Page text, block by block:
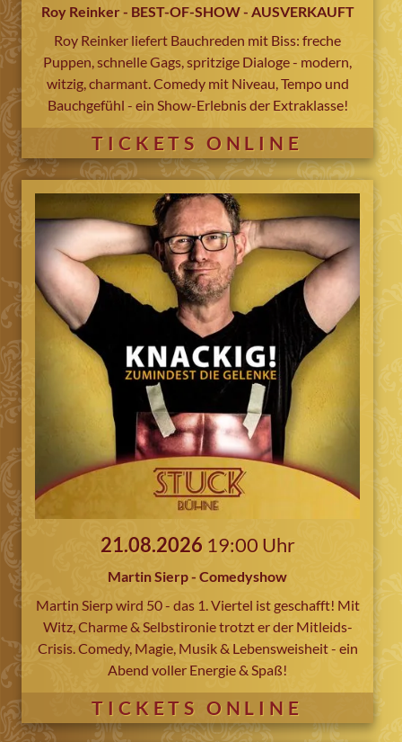
Roy Reinker - BEST-OF-SHOW - AUSVERKAUFT
Roy Reinker liefert Bauchreden mit Biss: freche
Puppen, schnelle Gags, spritzige Dialoge - modern,
witzig, charmant. Comedy mit Niveau, Tempo und
Bauchgefühl - ein Show-Erlebnis der Extraklasse!
TICKETS ONLINE
21.08.2026 19:00 Uhr
Martin Sierp - Comedyshow
Martin Sierp wird 50 - das 1. Viertel ist geschafft! Mit
Witz, Charme & Selbstironie trotzt er der Mitleids-
Crisis. Comedy, Magie, Musik & Lebensweisheit - ein
Abend voller Energie & Spaß!
TICKETS ONLINE